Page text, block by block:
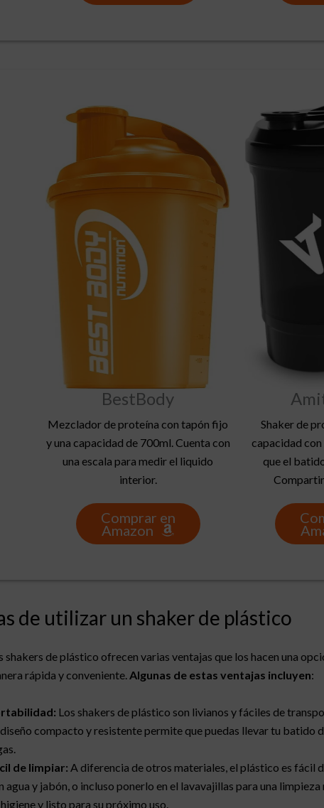
BestBody
Mezclador de proteína con tapón fijo
y una capacidad de 700ml. Cuenta con
una escala para medir el liquido
interior.
Comprar en
Amazon
Shaker de
capacidad
que el
de utilizar un shaker de plástico
shakers de plástico ofrecen varias ventajas que los hacen una
rápida y conveniente.Algunas de estas ventajas incluyen:
Los shakers de plástico son livianos y fáciles de
diseño compacto y resistente permite que puedas llevar tu batido
de limpiar: A diferencia de otros materiales, el plástico es fácil
agua y jabón, o incluso ponerlo en el lavavajillas para una
y listo para su próximo uso.